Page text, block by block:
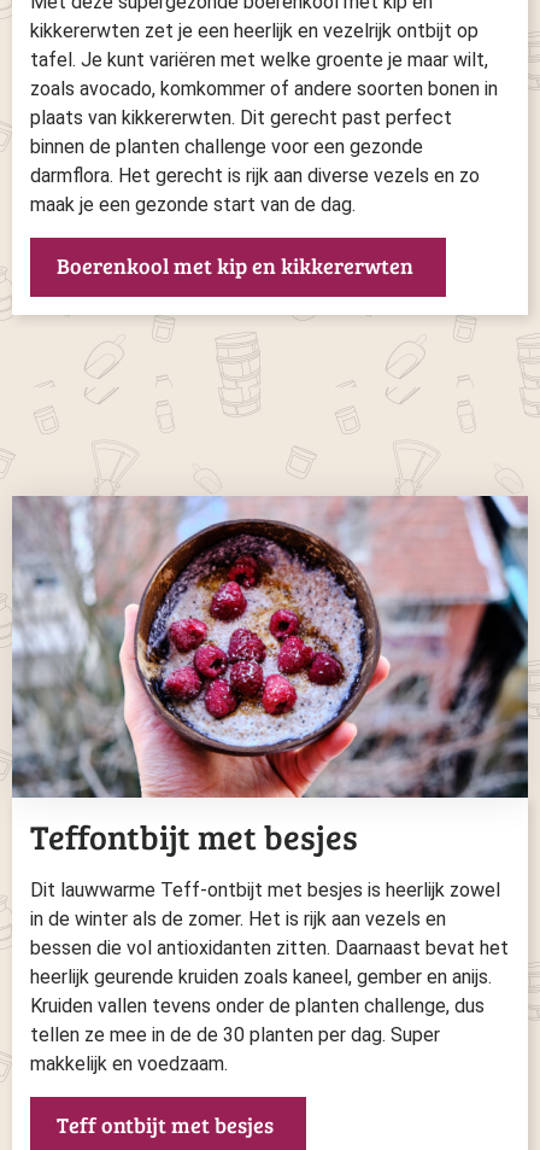
kikkererwten zet je een heerlijk en vezelrijk ontbijt op
tafel. Je kunt variëren met welke groente je maar wilt,
zoals avocado, komkommer of andere soorten bonen in
plaats van kikkererwten. Dit gerecht past perfect
binnen de planten challenge voor een gezonde
darmflora. Het gerecht is rijk aan diverse vezels en zo
maak je een gezonde start van de dag.
Boerenkool met kip en kikkererwten
Teffontbijt met besjes
Dit lauwwarme Teff-ontbijt met besjes is heerlijk zowel
in de winter als de zomer. Het is rijk aan vezels en
bessen die vol antioxidanten zitten. Daarnaast bevat het
heerlijk geurende kruiden zoals kaneel, gember en anijs.
Kruiden vallen tevens onder de planten challenge, dus
tellen ze mee in de de 30 planten per dag. Super
makkelijk en voedzaam.
Teff ontbijt met besjes